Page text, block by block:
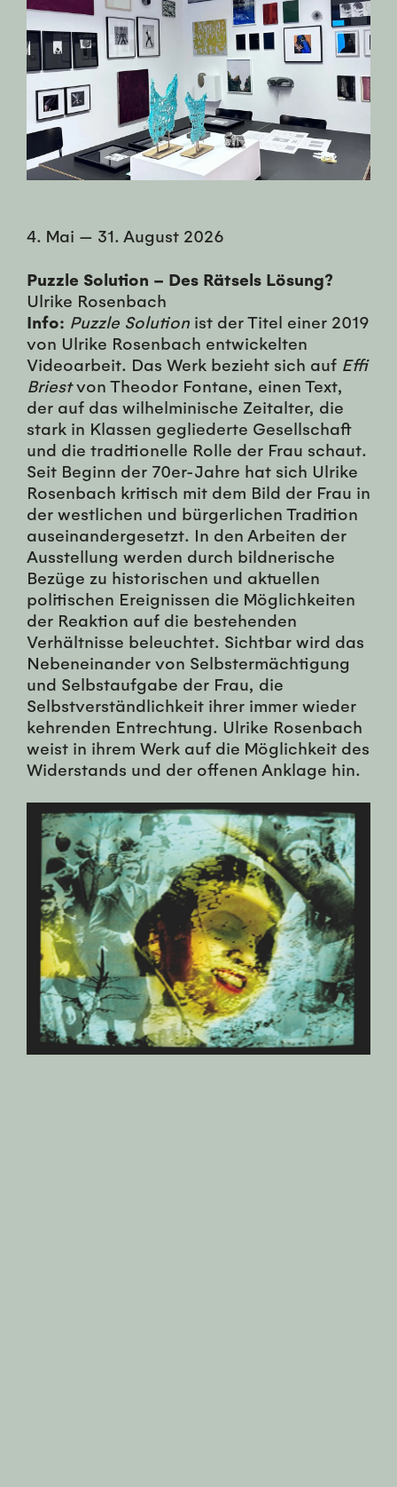
4. Mai — 31. August 2026
Puzzle Solution – Des Rätsels Lösung?
Ulrike Rosenbach
Info: Puzzle Solution ist der Titel einer 2019
von Ulrike Rosenbach entwickelten
Videoarbeit. Das Werk bezieht sich auf Effi
Briestvon Theodor Fontane, einen Text,
der auf das wilhelminische Zeitalter, die
stark in Klassen gegliederte Gesellschaft
und die traditionelle Rolle der Frau schaut.
Seit Beginn der 70er-Jahre hat sich Ulrike
Rosenbach kritisch mit dem Bild der Frau in
der westlichen und bürgerlichen Tradition
auseinandergesetzt. In den Arbeiten der
Ausstellung werden durch bildnerische
Bezüge zu historischen und aktuellen
politischen Ereignissen die Möglichkeiten
der Reaktion auf die bestehenden
Verhältnisse beleuchtet. Sichtbar wird das
Nebeneinander von Selbstermächtigung
und Selbstaufgabe der Frau, die
Selbstverständlichkeit ihrer immer wieder
kehrenden Entrechtung. Ulrike Rosenbach
weist in ihrem Werk auf die Möglichkeit des
Widerstands und der offenen Anklage hin.